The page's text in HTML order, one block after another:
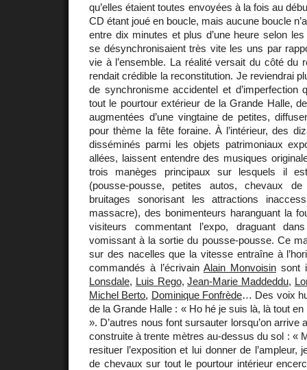
qu’elles étaient toutes envoyées à la fois au
CD étant joué en boucle, mais aucune boucle
entre dix minutes et plus d’une heure selon
se désynchronisaient très vite les uns par
vie à l’ensemble. La réalité versait du côté du
rendait crédible la reconstitution. Je reviendrai
de synchronisme accidentel et
tout le pourtour extérieur de la Grande Halle,
augmentées d’une vingtaine de petites,
pour thème la fête foraine. À l’intérieur, des
disséminés parmi les objets patrimoniaux
allées, laissent entendre des musiques
trois manèges principaux sur lesquels il
(pousse-pousse, petites autos, chevaux
bruitages sonorisant les attractions
massacre), des bonimenteurs haranguant la
visiteurs commentant l’expo, draguant
vomissant à la sortie du pousse-pousse. Ce
sur des nacelles que la vitesse entraîne à
commandés à l’écrivain Alain Monvoisin sont
Lonsdale, Luis Rego,Jean-Marie Maddeddu,
Michel Berto, Dominique Fonfrède… Des voix
de la Grande Halle : « Ho hé je suis là, là tout
». D’autres nous font sursauter lorsqu’on arrive
construite à trente mètres au-dessus du sol : «
resituer l’exposition et lui donner de l’ampleur,
de chevaux sur tout le pourtour intérieur